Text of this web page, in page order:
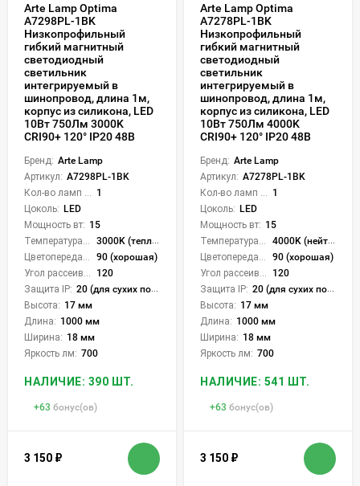
Arte Lamp Optima
A7298PL-1BK
Низкопрофильный
гибкий магнитный
светодиодный
светильник
интегрируемый в
шинопровод, длина 1м,
корпус из силикона, LED
10Вт 750Лм 3000K
CRI90+ 120° IP20 48В
Бренд: Arte Lamp
Артикул: A7298PL-1BK
1
Цоколь: LED
Мощность вт: 15
3000K (теплый)
90 (хорошая)
120
Защита IP: 20 (для сухих пом.)
Высота: 17 мм
Длина: 1000 мм
Ширина: 18 мм
Яркость лм: 700
НАЛИЧИЕ: 390 ШТ.
+63 бонус(ов)
3 150 ₽
Arte Lamp Optima
A7278PL-1BK
Низкопрофильный
гибкий магнитный
светодиодный
светильник
интегрируемый в
шинопровод, длина 1м,
корпус из силикона, LED
10Вт 750Лм 4000K
CRI90+ 120° IP20 48В
Бренд: Arte Lamp
Артикул: A7278PL-1BK
1
Цоколь: LED
Мощность вт: 15
4000K (нейтральный)
90 (хорошая)
120
Защита IP: 20 (для сухих пом.)
Высота: 17 мм
Длина: 1000 мм
Ширина: 18 мм
Яркость лм: 700
НАЛИЧИЕ: 541 ШТ.
+63 бонус(ов)
3 150 ₽